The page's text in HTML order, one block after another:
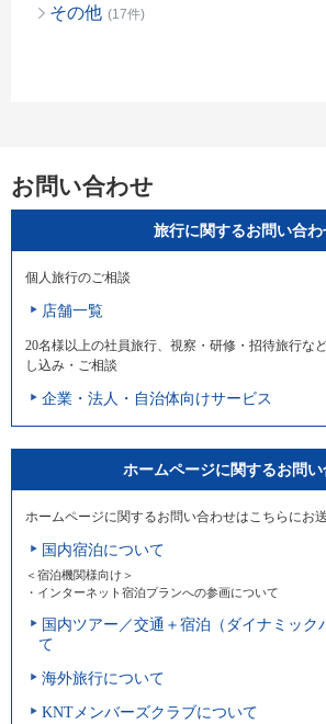
その他 (17件)
お問い合わせ
旅行に関するお問い合わ
個人旅行のご相談
店舗一覧
20名様以上の社員旅行、視察・研修・招待旅行な
し込み・ご相談
企業・法人・自治体向けサービス
ホームページに関するお問
ホームページに関するお問い合わせはこちらにお
国内宿泊について
＜宿泊機関様向け＞
・インターネット宿泊プランへの参画について
国内ツアー／交通＋宿泊（ダイナミック
て
海外旅行について
KNTメンバーズクラブについて